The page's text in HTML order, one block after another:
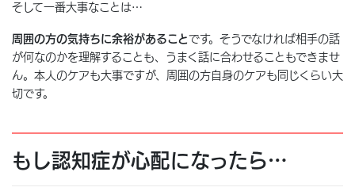
そして一番大事なことは…
周囲の方の気持ちに余裕があることです。そうでなければ相手の話
が何なのかを理解することも、うまく話に合わせることもできませ
ん。本人のケアも大事ですが、周囲の方自身のケアも同じくらい大
切です。
もし認知症が心配になったら…